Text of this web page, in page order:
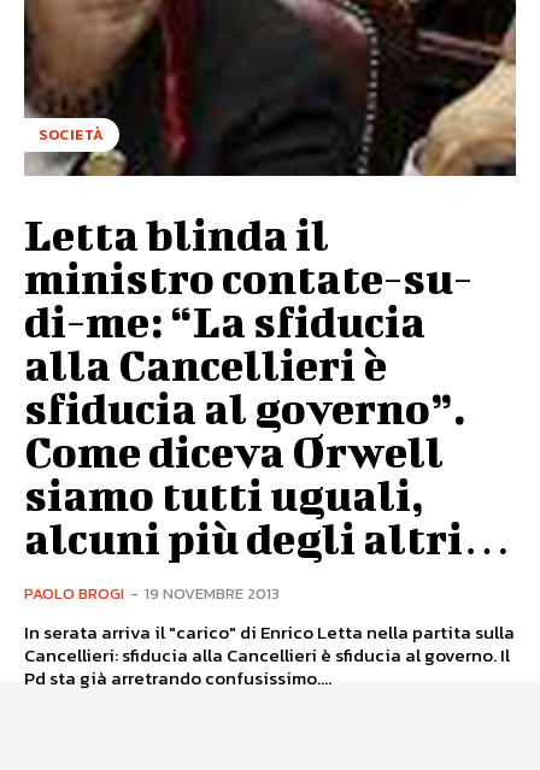
SOCIETÀ
Letta blinda il
ministro contate-su-
di-me: “La sfiducia
alla Cancellieri è
sfiducia al governo”.
Come diceva Orwell
siamo tutti uguali,
alcuni più degli altri…
PAOLO BROGI - 19 NOVEMBRE 2013
In serata arriva il "carico" di Enrico Letta nella partita sulla
Cancellieri: sfiducia alla Cancellieri è sfiducia al governo. Il
Pd sta già arretrando confusissimo....